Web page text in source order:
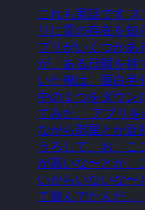
これも実話です
リに霊の存在を知
プリがいくつかあ
が、ある日暇を持
いた俺は、面白半
中の１つをダウン
てみた。 アプリ
ながら部屋とか近
うろして、お、こ
が高いな〜とか、
いからいないな〜
て遊んでたんだ。